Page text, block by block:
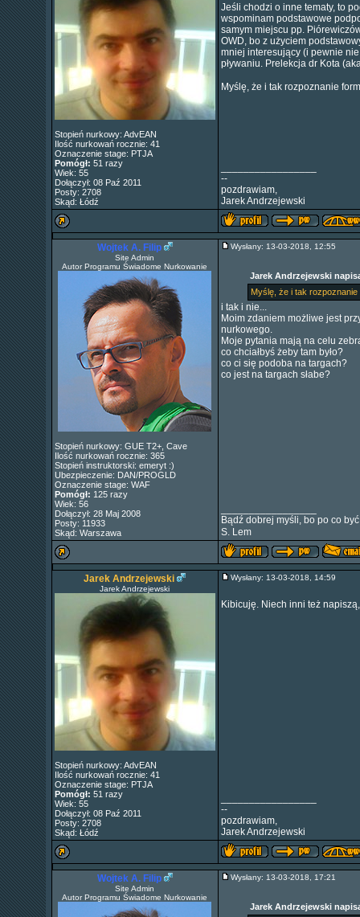
Stopień nurkowy: AdvEAN
Ilość nurkowań rocznie: 41
Oznaczenie stage: PTJA
Pomógł: 51 razy
Wiek: 55
Dołączył: 08 Paź 2011
Posty: 2708
Skąd: Łódź
Jeśli chodzi o inne tematy, to
wspominam podstawowe
samym miejscu pp.
OWD, bo z użyciem
mniej interesujący (i pewnie
pływaniu. Prelekcja dr Kota
Myślę, że i tak rozpoznanie
--
pozdrawiam,
Jarek Andrzejewski
Wojtek A. Filip
Site Admin
Autor Programu Świadome Nurkowanie
Stopień nurkowy: GUE T2+, Cave
Ilość nurkowań rocznie: 365
Stopień instruktorski: emeryt :)
Ubezpieczenie: DAN/PROGLD
Oznaczenie stage: WAF
Pomógł: 125 razy
Wiek: 56
Dołączył: 28 Maj 2008
Posty: 11933
Skąd: Warszawa
Wysłany: 13-03-2018, 12:55
Jarek Andrzejewski
Myślę, że i tak rozpoznanie
i tak i nie...
Moim zdaniem możliwe jest
nurkowego.
Moje pytania mają na celu
co chciałbyś żeby tam było?
co ci się podoba na targach?
co jest na targach słabe?
Bądź dobrej myśli, bo po co
S. Lem
Jarek Andrzejewski
Jarek Andrzejewski
Stopień nurkowy: AdvEAN
Ilość nurkowań rocznie: 41
Oznaczenie stage: PTJA
Pomógł: 51 razy
Wiek: 55
Dołączył: 08 Paź 2011
Posty: 2708
Skąd: Łódź
Wysłany: 13-03-2018, 14:59
Kibicuję. Niech inni też
--
pozdrawiam,
Jarek Andrzejewski
Wojtek A. Filip
Site Admin
Autor Programu Świadome Nurkowanie
Wysłany: 13-03-2018, 17:21
Jarek Andrzejewski